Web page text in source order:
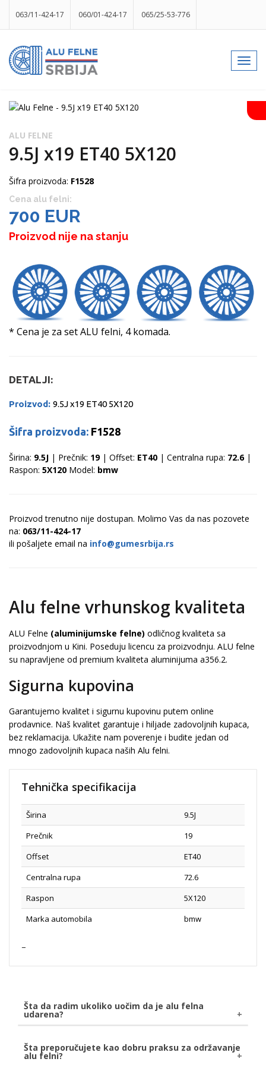
063/11-424-17 060/01-424-17 065/25-53-776
info@gumesrbija.rs
ALU FELNE
9.5J x19 ET40 5X120
Šifra proizvoda: F1528
Cena alu felni:
700 EUR
Proizvod nije na stanju
* Cena je za set ALU felni, 4 komada.
DETALJI:
Proizvod: 9.5J x19 ET40 5X120
Šifra proizvoda: F1528
Širina: 9.5J | Prečnik: 19| Offset: ET40 | Centralna rupa: 72.6|
Raspon: 5X120 Model: bmw
Proizvod trenutno nije dostupan. Molimo Vas da nas pozovete
na: 063/11-424-17
ili pošaljete email na info@gumesrbija.rs
Alu felne vrhunskog kvaliteta
ALU Felne (aluminijumske felne) odličnog kvaliteta sa
proizvodnjom u Kini. Poseduju licencu za proizvodnju. ALU felne
su napravljene od premium kvaliteta aluminijuma a356.2.
Sigurna kupovina
Garantujemo kvalitet i sigurnu kupovinu putem online
prodavnice. Naš kvalitet garantuje i hiljade zadovoljnih kupaca,
bez reklamacija. Ukažite nam poverenje i budite jedan od
mnogo zadovoljnih kupaca naših Alu felni.
Tehnička specifikacija
Širina
9.5J
Prečnik
19
Offset
ET40
Centralna rupa
72.6
Raspon
5X120
Marka automobila
bmw
Šta da radim ukoliko uočim da je alu felna
udarena?
Ukoliko uočite da je Vaša alu felna udarena, bilo
naletom kamena ili udarom o pločnik, savetujemo da
Šta preporučujete kao dobru praksu za održavanje
alu felni?